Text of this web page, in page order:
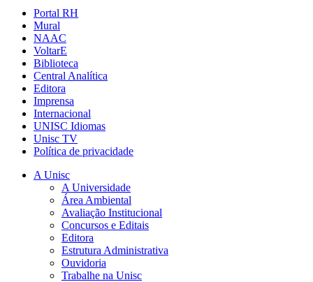
Portal RH
Mural
NAAC
VoltarE
Biblioteca
Central Analítica
Editora
Imprensa
Internacional
UNISC Idiomas
Unisc TV
Política de privacidade
A Unisc
A Universidade
Área Ambiental
Avaliação Institucional
Concursos e Editais
Editora
Estrutura Administrativa
Ouvidoria
Trabalhe na Unisc